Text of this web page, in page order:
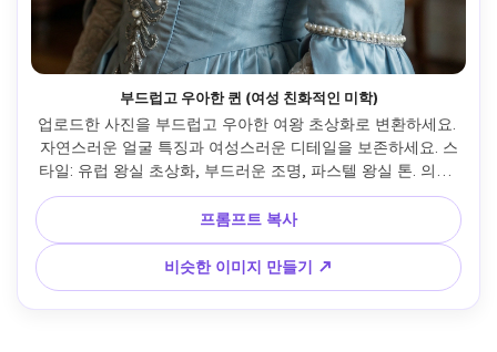
부드럽고 우아한 퀸 (여성 친화적인 미학)
업로드한 사진을 부드럽고 우아한 여왕 초상화로 변환하세요.
자연스러운 얼굴 특징과 여성스러운 디테일을 보존하세요. 스
타일: 유럽 왕실 초상화, 부드러운 조명, 파스텔 왕실 톤. 의상:
우아한 여왕 드레스, 미니멀 크라운, 세련된 보석. 분위기: 우아
하고, 차분하고, 고귀하다. 현실적인 피부 질감, 자연스러운 비
율, 과장된 효과 없음. 판타지나 만화 스타일을 피하세요.
프롬프트 복사
비슷한 이미지 만들기 ↗